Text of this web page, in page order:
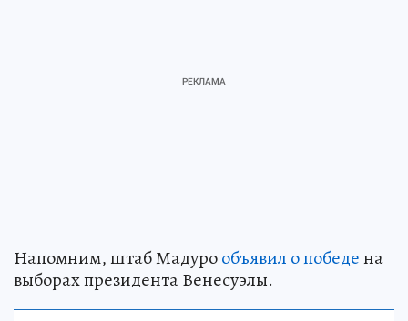
Напомним, штаб Мадурообъявил о победена
выборах президента Венесуэлы.